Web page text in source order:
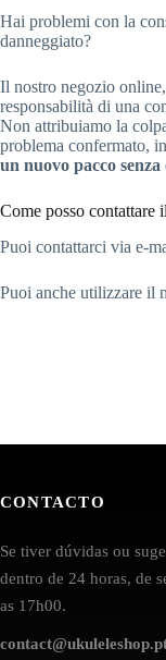
Hai problemi con la
danneggiato?
Il nostro negozio
responsabilità di una
Non attribuiamo la
problema confermato,
un nuovo pacco
Come posso contattare
Puoi contattarci via e-
Puoi anche utilizzare il
CONTACTO
Se tiver dúvidas ou
dentro de 24 horas, de
as 17h00.